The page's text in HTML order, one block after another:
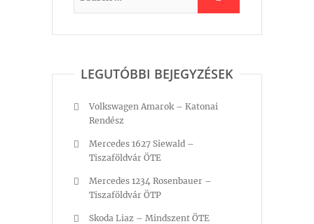
LEGUTÓBBI BEJEGYZÉSEK
Volkswagen Amarok – Katonai
Rendész
Mercedes 1627 Siewald –
Tiszaföldvár ÖTE
Mercedes 1234 Rosenbauer –
Tiszaföldvár ÖTP
Skoda Liaz – Mindszent ÖTE